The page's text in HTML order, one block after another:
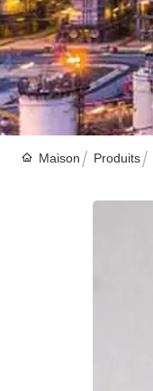
Maison Produits